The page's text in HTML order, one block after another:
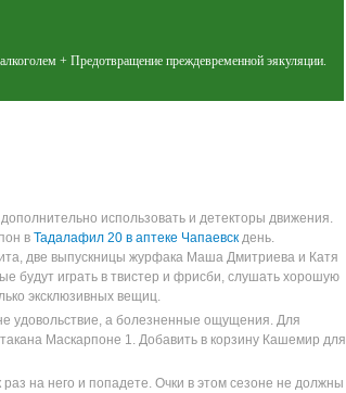
+ Предотвращение преждевременной эякуляции.
использовать и детекторы движения.
в Тадалафил 20 в аптеке Чапаевск день.
две выпускницы журфака Маша Дмитриева и Катя
будут играть в твистер и фрисби, слушать хорошую
эксклюзивных вещиц.
удовольствие, а болезненные ощущения. Для
Маскарпоне 1. Добавить в корзину Кашемир для
на него и попадете. Очки в этом сезоне не должны